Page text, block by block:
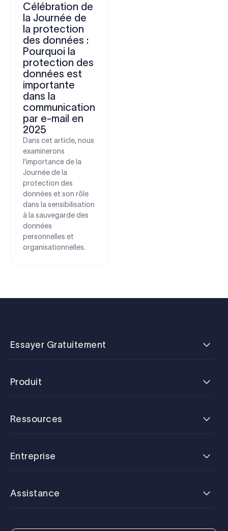
Célébration de
la Journée de
la protection
des données :
Pourquoi la
protection des
données est
importante
dans la
communication
par e-mail en
2025
Dans cet article, nous
examinerons
l'importance de la
Journée de la
protection des
données et son rôle
dans la sensibilisation
à la sauvegarde des
données
personnelles et
organisationnelles.
Essayer Gratuitement
Produit
Ressources
Entreprise
Assistance